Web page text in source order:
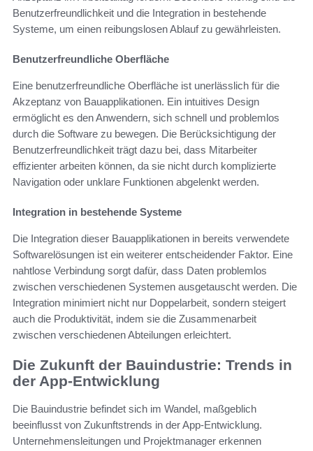
Benutzerfreundlichkeit und die Integration in bestehende
Systeme, um einen reibungslosen Ablauf zu gewährleisten.
Benutzerfreundliche Oberfläche
Eine benutzerfreundliche Oberfläche ist unerlässlich für die
Akzeptanz von Bauapplikationen. Ein intuitives Design
ermöglicht es den Anwendern, sich schnell und problemlos
durch die Software zu bewegen. Die Berücksichtigung der
Benutzerfreundlichkeit trägt dazu bei, dass Mitarbeiter
effizienter arbeiten können, da sie nicht durch komplizierte
Navigation oder unklare Funktionen abgelenkt werden.
Integration in bestehende Systeme
Die Integration dieser Bauapplikationen in bereits verwendete
Softwarelösungen ist ein weiterer entscheidender Faktor. Eine
nahtlose Verbindung sorgt dafür, dass Daten problemlos
zwischen verschiedenen Systemen ausgetauscht werden. Die
Integration minimiert nicht nur Doppelarbeit, sondern steigert
auch die Produktivität, indem sie die Zusammenarbeit
zwischen verschiedenen Abteilungen erleichtert.
Die Zukunft der Bauindustrie: Trends in
der App-Entwicklung
Die Bauindustrie befindet sich im Wandel, maßgeblich
beeinflusst von Zukunftstrends in der App-Entwicklung.
Unternehmensleitungen und Projektmanager erkennen